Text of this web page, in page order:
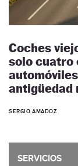
Coches
solo cuatro
antigüedad
SERGIO AMADOZ